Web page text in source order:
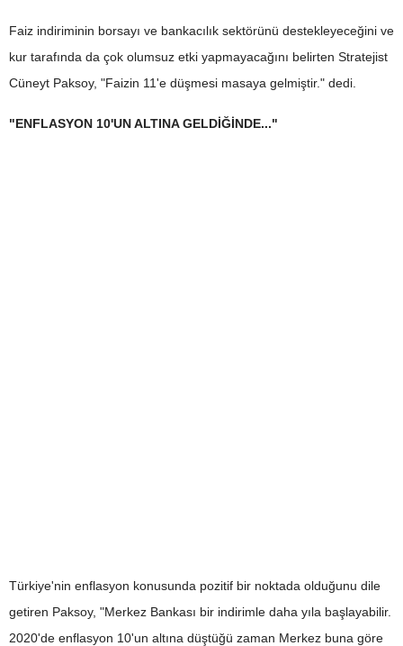
Faiz indiriminin borsayı ve bankacılık sektörünü destekleyeceğini ve
kur tarafında da çok olumsuz etki yapmayacağını belirten Stratejist
Cüneyt Paksoy, "Faizin 11'e düşmesi masaya gelmiştir." dedi.
"ENFLASYON 10'UN ALTINA GELDİĞİNDE..."
Türkiye'nin enflasyon konusunda pozitif bir noktada olduğunu dile
getiren Paksoy, "Merkez Bankası bir indirimle daha yıla başlayabilir.
2020'de enflasyon 10'un altına düştüğü zaman Merkez buna göre